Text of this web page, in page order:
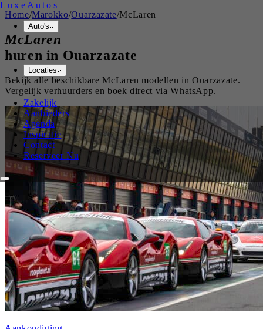
Luxe Autos
Auto's
Locaties
Zakelijk
Aanbieders
Agenda
Inspiratie
Contact
Reserveer Nu
Home/Marokko/Ouarzazate/McLaren
McLaren
huren in Ouarzazate
Bekijk alle beschikbareMcLaren modellen inOuarzazate.
Vergelijk verhuurders en boek direct via WhatsApp.